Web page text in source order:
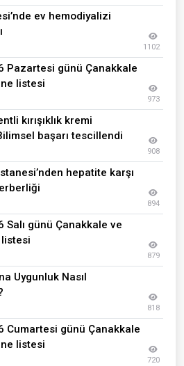
ev hemodiyalizi
1102
Pazartesi günü Çanakkale
listesi
973
kırışıklık kremi
başarı tescillendi
908
hepatite karşı
894
Salı günü Çanakkale ve
879
Uygunluk Nasıl
818
Cumartesi günü Çanakkale
listesi
720